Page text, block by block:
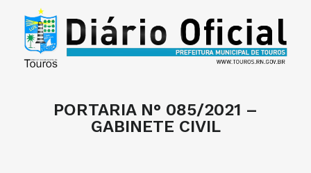
PORTARIA N° 085/2021 –
GABINETE CIVIL
PERGUNTAS FREQUENTES